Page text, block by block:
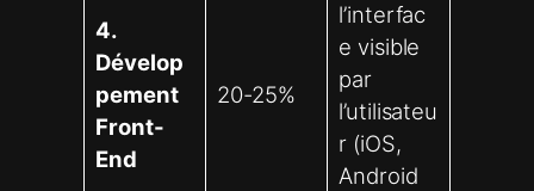
4.
Dévelop
pement
Front-
End
20-25%
l’interfac
e visible
par
l’utilisateu
r (iOS,
Android